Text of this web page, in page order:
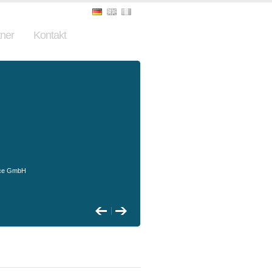
Kontakt
GmbH